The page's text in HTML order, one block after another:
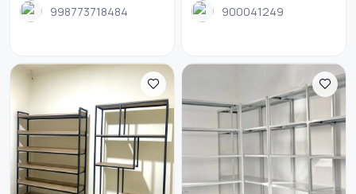
998773718484 900041249